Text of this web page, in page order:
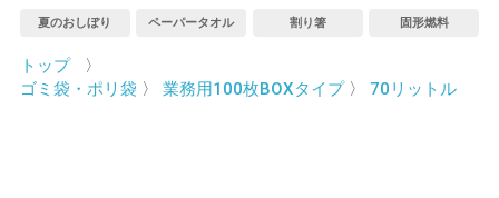
夏のおしぼり ペーパータオル 割り箸 固形燃料
トップ
〉
ゴミ袋・ポリ袋 〉 業務用100枚BOXタイプ 〉 70リットル